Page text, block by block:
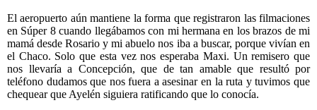
El aeropuerto aún mantiene la forma que registraron las filmaciones
en Súper 8 cuando llegábamos con mi hermana en los brazos de mi
mamá desde Rosario y mi abuelo nos iba a buscar, porque vivían en
el Chaco. Solo que esta vez nos esperaba Maxi. Un remisero que
nos llevaría a Concepción, que de tan amable que resultó por
teléfono dudamos que nos fuera a asesinar en la ruta y tuvimos que
chequear que Ayelén siguiera ratificando que lo conocía.